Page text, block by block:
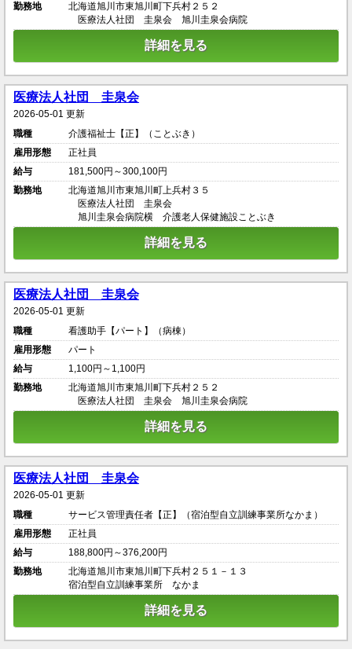
勤務地
北海道旭川市東旭川町下兵村２５２
医療法人社団 圭泉会 旭川圭泉会病院
詳細を見る
医療法人社団 圭泉会
2026-05-01 更新
職種
介護福祉士【正】（ことぶき）
雇用形態
正社員
給与
181,500円～300,100円
勤務地
北海道旭川市東旭川町上兵村３５
医療法人社団 圭泉会
旭川圭泉会病院横 介護老人保健施設ことぶき
詳細を見る
医療法人社団 圭泉会
2026-05-01 更新
職種
看護助手【パート】（病棟）
雇用形態
パート
給与
1,100円～1,100円
勤務地
北海道旭川市東旭川町下兵村２５２
医療法人社団 圭泉会 旭川圭泉会病院
詳細を見る
医療法人社団 圭泉会
2026-05-01 更新
職種
サービス管理責任者【正】（宿泊型自立訓練事業所なかま）
雇用形態
正社員
給与
188,800円～376,200円
勤務地
北海道旭川市東旭川町下兵村２５１－１３
宿泊型自立訓練事業所 なかま
詳細を見る